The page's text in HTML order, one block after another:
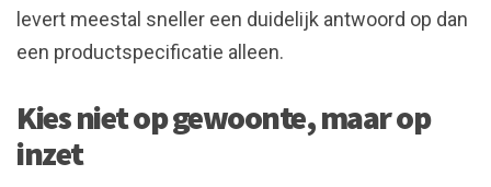
levert meestal sneller een duidelijk antwoord op dan
een productspecificatie alleen.
Kies niet op gewoonte, maar op
inzet